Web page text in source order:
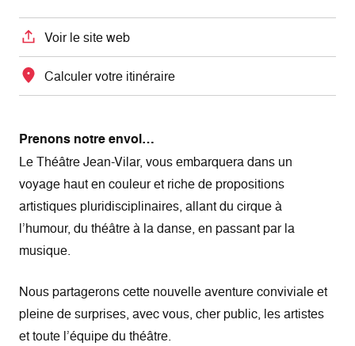
Voir le site web
Calculer votre itinéraire
Prenons notre envol…
Le Théâtre Jean-Vilar, vous embarquera dans un
voyage haut en couleur et riche de propositions
artistiques pluridisciplinaires, allant du cirque à
l’humour, du théâtre à la danse, en passant par la
musique.
Nous partagerons cette nouvelle aventure conviviale et
pleine de surprises, avec vous, cher public, les artistes
et toute l’équipe du théâtre.